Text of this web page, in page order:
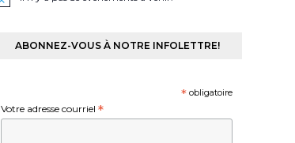
ABONNEZ-VOUS À NOTRE INFOLETTRE!
*obligatoire
Votre adresse courriel *